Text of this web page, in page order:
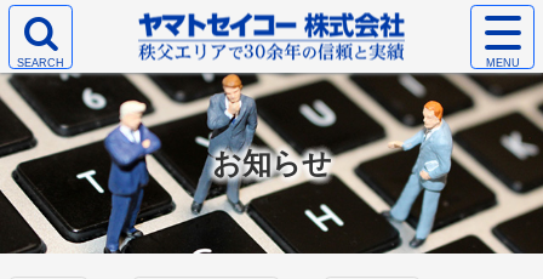
コ
テ
ン
ツ
本
文
へ
ス
お知らせ
ヤマトセイコー
株式会社
検
エ
リ
ア
を
開
く
サ
イ
ト
メ
ニ
ュ
ー
を
開
く